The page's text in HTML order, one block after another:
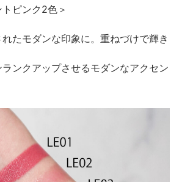
ピンク2色＞
たモダンな印象に。重ねづけで輝き
ンクアップさせるモダンなアクセン